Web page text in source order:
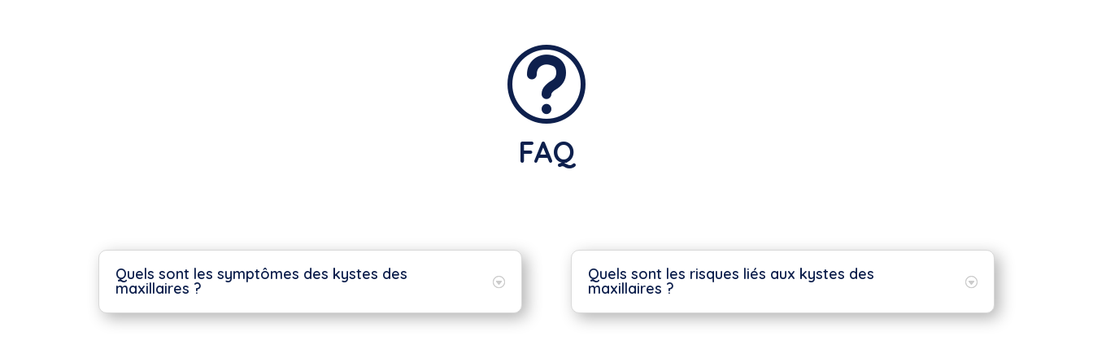
t
FAQ
Quels sont les symptômes des kystes des
maxillaires ?
Quels sont les risques liés aux kystes des
maxillaires ?